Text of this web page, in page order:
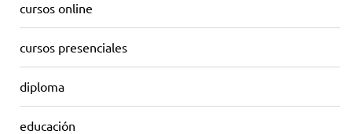
cursos online
cursos presenciales
diploma
educación